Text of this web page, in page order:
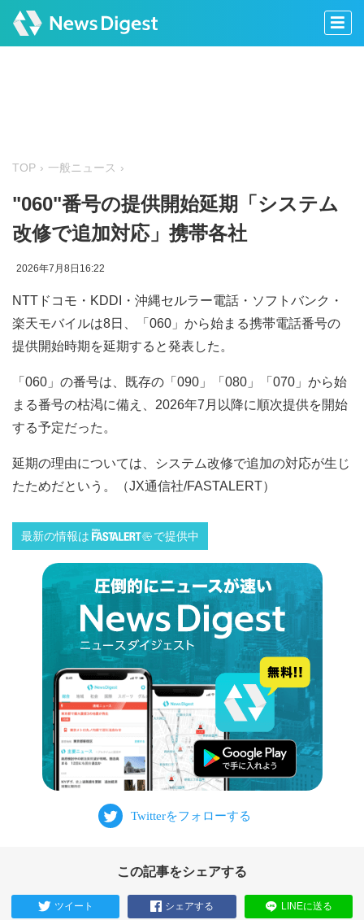
TOP 一般ニュース
"060"番号の提供開始延期「システム
改修で追加対応」携帯各社
2026年7月8日16:22
NTTドコモ・KDDI・沖縄セルラー電話・ソフトバンク・
楽天モバイルは8日、「060」から始まる携帯電話番号の
提供開始時期を延期すると発表した。
「060」の番号は、既存の「090」「080」「070」から始
まる番号の枯渇に備え、2026年7月以降に順次提供を開始
する予定だった。
延期の理由については、システム改修で追加の対応が生じ
たためだという。（JX通信社/FASTALERT）
最新の情報は で提供中
この記事をシェアする
ツイート シェアする LINEに送る